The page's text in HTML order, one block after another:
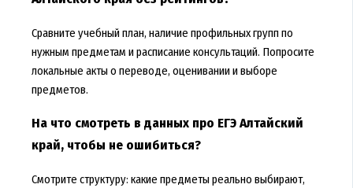
Сравните учебный план, наличие профильных групп по
нужным предметам и расписание консультаций. Попросите
локальные акты о переводе, оценивании и выборе
предметов.
На что смотреть в данных про ЕГЭ Алтайский
край, чтобы не ошибиться?
Смотрите структуру: какие предметы реально выбирают,